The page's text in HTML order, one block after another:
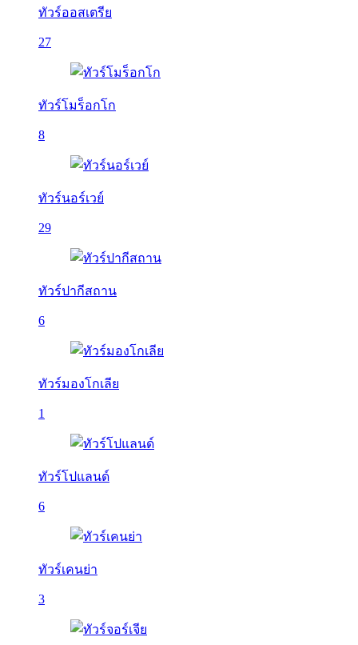
ทัวร์ออสเตรีย
27
ทัวร์โมร็อกโก
8
ทัวร์นอร์เวย์
29
ทัวร์ปากีสถาน
6
ทัวร์มองโกเลีย
1
ทัวร์โปแลนด์
6
ทัวร์เคนย่า
3